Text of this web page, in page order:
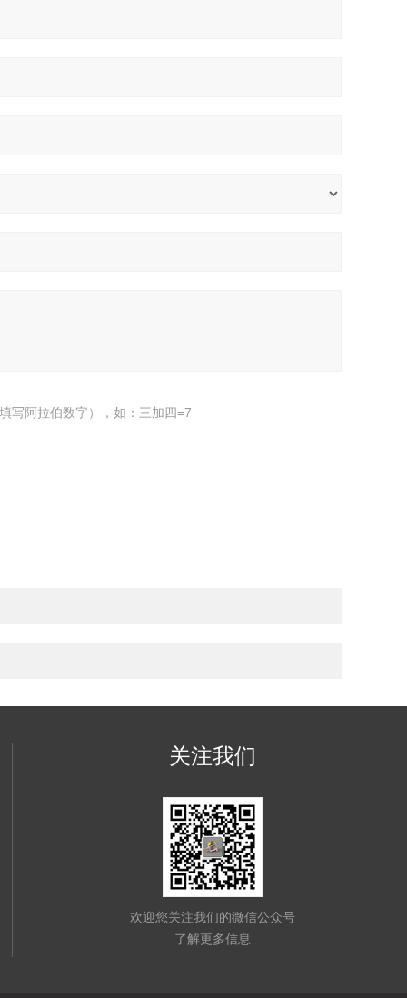
写阿拉伯数字），如：三加四=7
关注我们
欢迎您关注我们的微信公众号
了解更多信息